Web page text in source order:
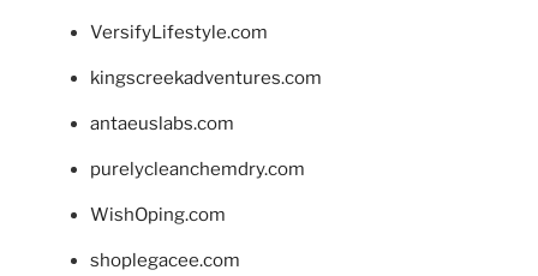
VersifyLifestyle.com
kingscreekadventures.com
antaeuslabs.com
purelycleanchemdry.com
WishOping.com
shoplegacee.com